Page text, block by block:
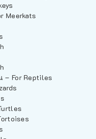
Meerkats
– For Reptiles